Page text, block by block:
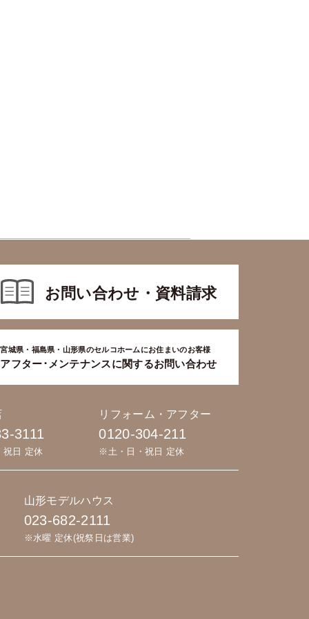
お問い合わせ・資料請求
宮城県・福島県・山形県のセルコホームにお住まいのお客様
アフター･メンテナンスに関するお問い合わせ
3111
日 定休
リフォーム・アフター
0120-304-211
※土・日・祝日 定休
山形モデルハウス
023-682-2111
※水曜 定休(祝祭日は営業)